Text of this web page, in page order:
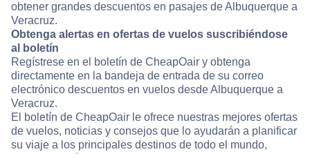
obtener grandes descuentos en pasajes de Albuquerque a
Veracruz.
Obtenga alertas en ofertas de vuelos suscribiéndose
al boletín
Regístrese en el boletín de CheapOair y obtenga
directamente en la bandeja de entrada de su correo
electrónico descuentos en vuelos desde Albuquerque a
Veracruz.
El boletín de CheapOair le ofrece nuestras mejores ofertas
de vuelos, noticias y consejos que lo ayudarán a planificar
su viaje a los principales destinos de todo el mundo,